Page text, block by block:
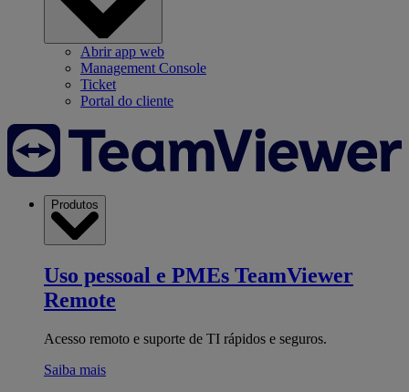
Abrir app web
Management Console
Ticket
Portal do cliente
Produtos
Uso pessoal e PMEs TeamViewer
Remote
Acesso remoto e suporte de TI rápidos e seguros.
Saiba mais